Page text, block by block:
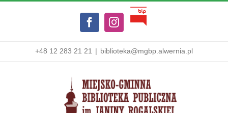
FacebookInstagram
Biuletyn
+48 12 283 21 21 | biblioteka@mgbp.alwernia.pl